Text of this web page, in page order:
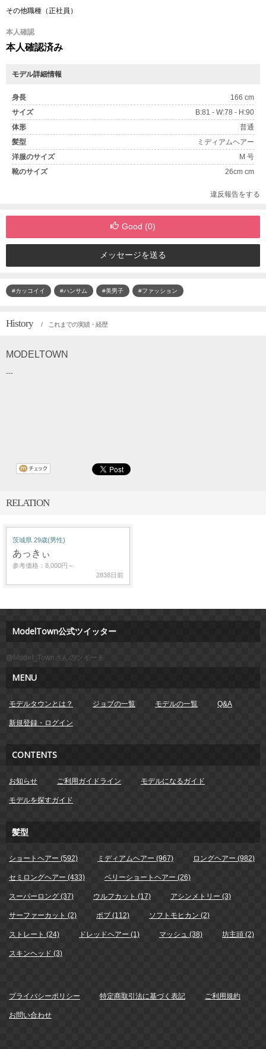
その他職種（正社員）
本人確認
本人確認済み
モデル詳細情報
身長
166 cm
サイズ
B:81 - W:78 - H:90
体形
普通
髪型
ミディアムヘアー
洋服のサイズ
M 号
靴のサイズ
26cm cm
違反報告をする
Good (0)
メッセージを送る
#カッコイイ #ハンサム #美男子 #ファッション
History / これまでの実績・経歴
MODELTOWN
---
RELATION
茨城県 29歳(男性)
あっきぃ
参考価格：8,000円～
2838日前
ModelTown公式ツイッター
@Model_Townさんのツイート
MENU
モデルタウンとは？ ジョブの一覧 モデルの一覧 Q&A
新規登録・ログイン
CONTENTS
お知らせ ご利用ガイドライン モデルになるガイド
モデルを探すガイド
髪型
ショートヘアー (592) ミディアムヘアー (967) ロングヘアー (982)
セミロングヘアー (433) ベリーショートヘアー (26)
スーパーロング (37) ウルフカット (17) アシンメトリー (3)
サーファーカット (2) ボブ (112) ソフトモヒカン (2)
ストレート (24) ドレッドヘアー (1) マッシュ (38) 坊主頭 (2)
スキンヘッド (3)
プライバシーポリシー 特定商取引法に基づく表記 ご利用規約
お問い合わせ